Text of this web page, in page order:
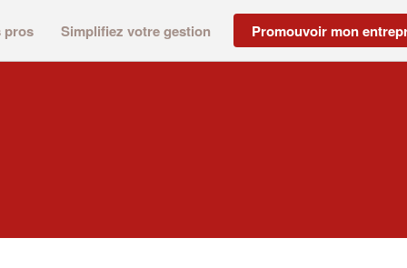
pros Simplifiez votre gestion Promouvoir mon